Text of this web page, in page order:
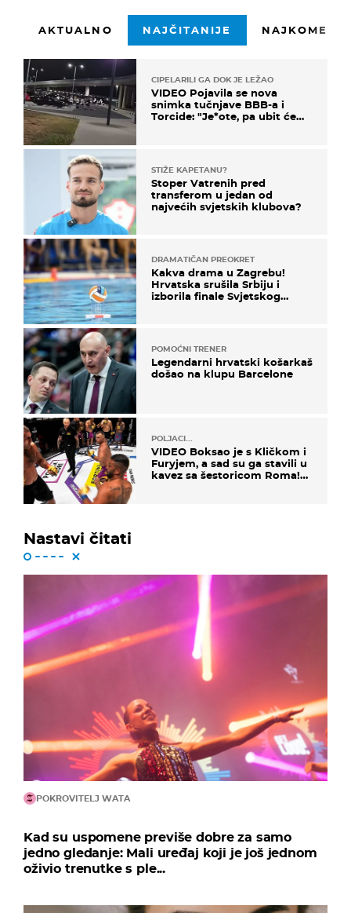
AKTUALNO NAJČITANIJE
CIPELARILI GA DOK JE LEŽAO
VIDEO Pojavila se nova
snimka tučnjave BBB-a i
Torcide: "Je*ote, pa ubit će
STIŽE KAPETANU?
Stoper Vatrenih pred
transferom u jedan od
najvećih svjetskih klubova?
DRAMATIČAN PREOKRET
Kakva drama u Zagrebu!
Hrvatska srušila Srbiju i
izborila finale Svjetskog
POMOĆNI TRENER
Legendarni hrvatski košarkaš
došao na klupu Barcelone
POLJACI...
VIDEO Boksao je s Kličkom i
Furyjem, a sad su ga stavili u
kavez sa šestoricom Roma!
Nastavi čitati
POKROVITELJ WATA
Kad su uspomene previše dobre za samo
jedno gledanje: Mali uređaj koji je još jednom
oživio trenutke s ple...